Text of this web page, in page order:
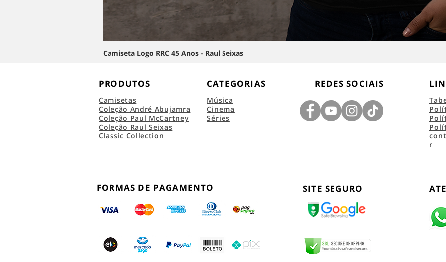
Camiseta Logo RRC 45 Anos - Raul Seixas
PRODUTOS
Camisetas
Coleção André Abujamra
Coleção Paul McCartney
Coleção Raul Seixas
Classic Collection
CATEGORIAS
Música
Cinema
Séries
REDES SOCIAIS
r
FORMAS DE PAGAMENTO SITE SEGURO